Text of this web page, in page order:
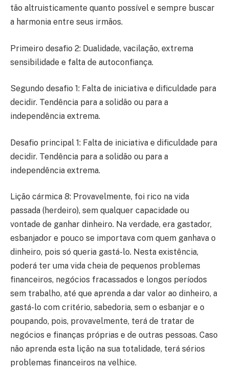
tão altruisticamente quanto possível e sempre buscar
a harmonia entre seus irmãos.
Primeiro desafio 2: Dualidade, vacilação, extrema
sensibilidade e falta de autoconfiança.
Segundo desafio 1: Falta de iniciativa e dificuldade para
decidir. Tendência para a solidão ou para a
independência extrema.
Desafio principal 1: Falta de iniciativa e dificuldade para
decidir. Tendência para a solidão ou para a
independência extrema.
Lição cármica 8: Provavelmente, foi rico na vida
passada (herdeiro), sem qualquer capacidade ou
vontade de ganhar dinheiro. Na verdade, era gastador,
esbanjador e pouco se importava com quem ganhava o
dinheiro, pois só queria gastá-lo. Nesta existência,
poderá ter uma vida cheia de pequenos problemas
financeiros, negócios fracassados e longos períodos
sem trabalho, até que aprenda a dar valor ao dinheiro, a
gastá-lo com critério, sabedoria, sem o esbanjar e o
poupando, pois, provavelmente, terá de tratar de
negócios e finanças próprias e de outras pessoas. Caso
não aprenda esta lição na sua totalidade, terá sérios
problemas financeiros na velhice.